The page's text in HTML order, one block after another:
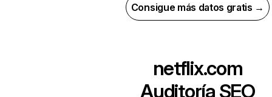
Consigue más datos gratis →
netflix.com
Auditoría SEO